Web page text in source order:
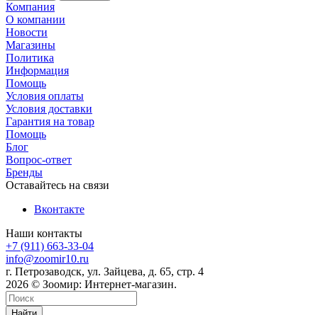
Компания
О компании
Новости
Магазины
Политика
Информация
Помощь
Условия оплаты
Условия доставки
Гарантия на товар
Помощь
Блог
Вопрос-ответ
Бренды
Оставайтесь на связи
Вконтакте
Наши контакты
+7 (911) 663-33-04
info@zoomir10.ru
г. Петрозаводск, ул. Зайцева, д. 65, стр. 4
2026 © Зоомир: Интернет-магазин.